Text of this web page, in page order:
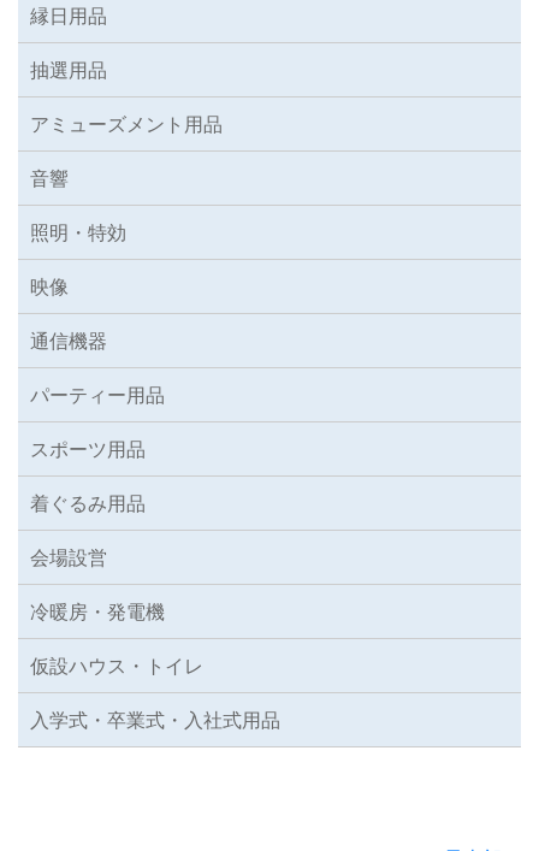
縁日用品
抽選用品
アミューズメント用品
音響
照明・特効
映像
通信機器
パーティー用品
スポーツ用品
着ぐるみ用品
会場設営
冷暖房・発電機
仮設ハウス・トイレ
入学式・卒業式・入社式用品